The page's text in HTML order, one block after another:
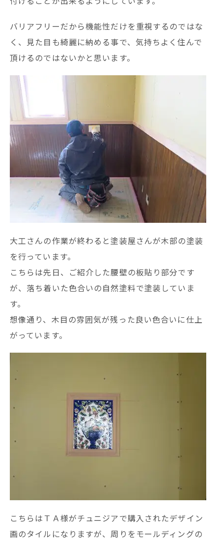
バリアフリーだから機能性だけを重視するのではな
く、見た目も綺麗に納める事で、気持ちよく住んで
頂けるのではないかと思います。
大工さんの作業が終わると塗装屋さんが木部の塗装
を行っています。
こちらは先日、ご紹介した腰壁の板貼り部分です
が、落ち着いた色合いの自然塗料で塗装していま
す。
想像通り、木目の雰囲気が残った良い色合いに仕上
がっています。
こちらはＴＡ様がチュニジアで購入されたデザイン
画のタイルになりますが、周りをモールディングの